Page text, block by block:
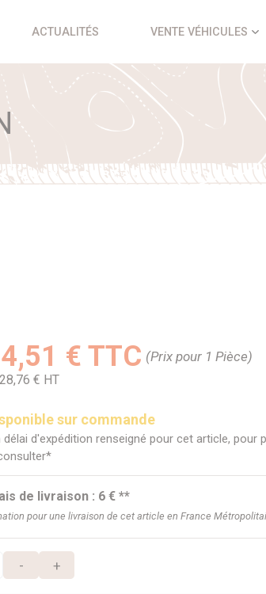
ACTUALITÉS VENTE VÉHICULES
€ TTC (Prix pour 1 Pièce)
€ HT
sur commande
délai d'expédition renseigné pour cet article, pour
de livraison : 6 € **
pour une livraison de cet article en France
- +